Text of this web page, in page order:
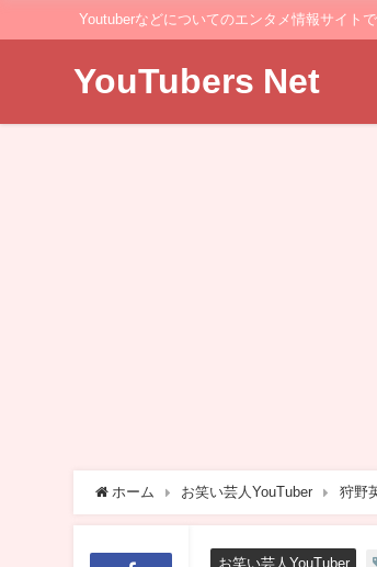
Youtuberなどについてのエンタメ情報サイトで
YouTubers Net
ホーム お笑い芸人YouTuber 狩野
お笑い芸人YouTuber